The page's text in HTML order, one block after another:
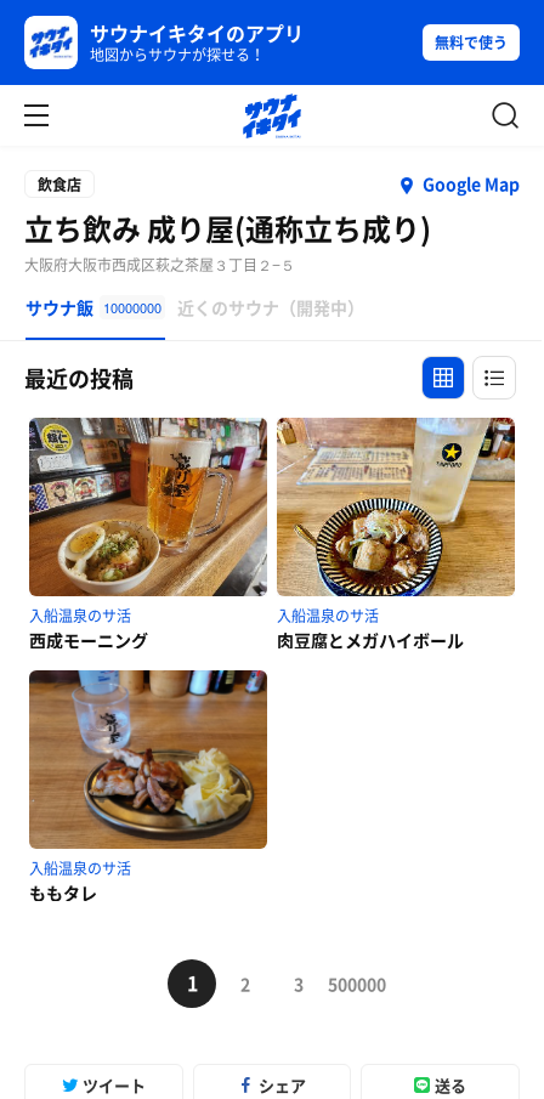
サウナイキタイのアプリ
地図からサウナが探せる！
無料で使う
飲食店 Google Map
立ち飲み 成り屋(通称立ち成り)
大阪府大阪市西成区萩之茶屋３丁目２−５
サウナ飯 10000000 近くのサウナ（開発中）
最近の投稿
入船温泉のサ活
西成モーニング
入船温泉のサ活
肉豆腐とメガハイボール
入船温泉のサ活
ももタレ
1 2 3 500000
ツイート シェア 送る